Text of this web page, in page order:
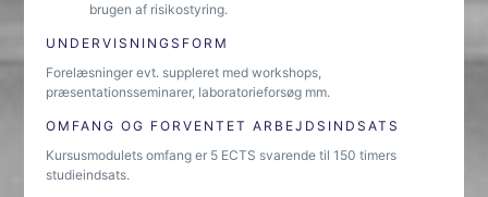
brugen af risikostyring.
UNDERVISNINGSFORM
Forelæsninger evt. suppleret med workshops,
præsentationsseminarer, laboratorieforsøg mm.
OMFANG OG FORVENTET ARBEJDSINDSATS
Kursusmodulets omfang er 5 ECTS svarende til 150 timers
studieindsats.